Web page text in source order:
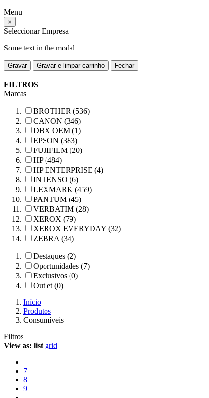
Menu
×
Seleccionar Empresa
Some text in the modal.
Gravar Gravar e limpar carrinho Fechar
FILTROS
Marcas
BROTHER (536)
CANON (346)
DBX OEM (1)
EPSON (383)
FUJIFILM (20)
HP (484)
HP ENTERPRISE (4)
INTENSO (6)
LEXMARK (459)
PANTUM (45)
VERBATIM (28)
XEROX (79)
XEROX EVERYDAY (32)
ZEBRA (34)
Destaques (2)
Oportunidades (7)
Exclusivos (0)
Outlet (0)
Início
Produtos
Consumíveis
Filtros
View as: list grid
7
8
9